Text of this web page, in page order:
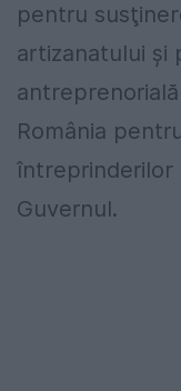
pentru
artizanatului şi
antreprenorială
România
întreprinderilor
Guvernul.